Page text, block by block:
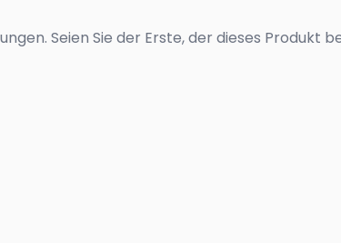
Seien Sie der Erste, der dieses Produkt